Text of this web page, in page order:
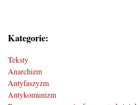
Kategorie:
Teksty
Anarchizm
Antyfaszyzm
Antykomunizm